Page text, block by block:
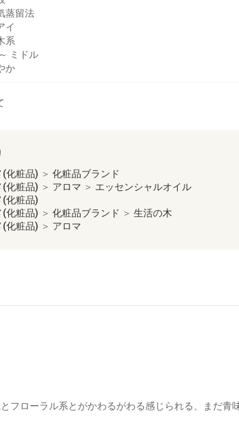
蒸留法
イ
系
ミドル
か
(化粧品) ＞ 化粧品ブランド
(化粧品) ＞ アロマ ＞ エッセンシャルオイル
(化粧品)
(化粧品) ＞ 化粧品ブランド ＞ 生活の木
(化粧品) ＞ アロマ
フローラル系とがかわるがわる感じられる、まだ青